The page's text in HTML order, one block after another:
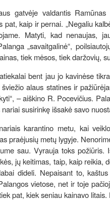
gatvėje valdantis
pat, kaip ir pernai. „Negaliu
Matyti, kad nenaujas,
„savaitgalinė“,
tiek mėsos, tiek daržovių,
bent jau jo kavinėse
alaus statines ir
– aiškino R. Pocevičius.
susirinkę išsakė savo
karantino metu, kai
praėjusių metų lygyje.
sau. Vyrauja toks
jų keitimas, taip, kaip reikia,
dideli. Nepaisant to,
vietose, net ir toje
pat, kiek seniau kainavo